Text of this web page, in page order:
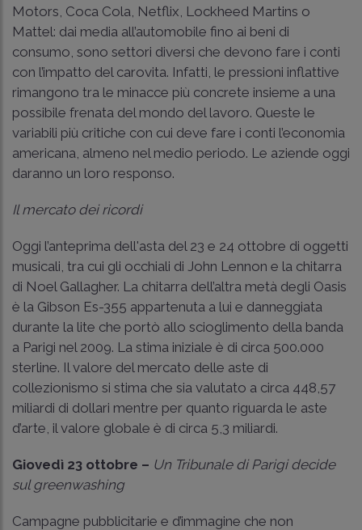
Motors, Coca Cola, Netflix, Lockheed Martins o
Mattel: dai media all’automobile fino ai beni di
consumo, sono settori diversi che devono fare i conti
con l’impatto del carovita. Infatti, le pressioni inflattive
rimangono tra le minacce più concrete insieme a una
possibile frenata del mondo del lavoro. Queste le
variabili più critiche con cui deve fare i conti l’economia
americana, almeno nel medio periodo. Le aziende oggi
daranno un loro responso.
Il mercato dei ricordi
Oggi l’anteprima dell'asta del 23 e 24 ottobre di oggetti
musicali, tra cui gli occhiali di John Lennon e la chitarra
di Noel Gallagher. La chitarra dell’altra metà degli Oasis
è la Gibson Es-355 appartenuta a lui e danneggiata
durante la lite che portò allo scioglimento della banda
a Parigi nel 2009. La stima iniziale è di circa 500.000
sterline. Il valore del mercato delle aste di
collezionismo si stima che sia valutato a circa 448,57
miliardi di dollari mentre per quanto riguarda le aste
d’arte, il valore globale è di circa 5,3 miliardi.
Giovedì 23 ottobre – Un Tribunale di Parigi decide
sul greenwashing
Campagne pubblicitarie e d’immagine che non